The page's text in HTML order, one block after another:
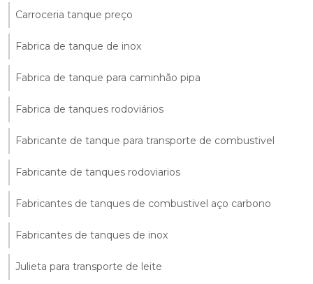
Carroceria tanque preço
Fabrica de tanque de inox
Fabrica de tanque para caminhão pipa
Fabrica de tanques rodoviários
Fabricante de tanque para transporte de combustivel
Fabricante de tanques rodoviarios
Fabricantes de tanques de combustivel aço carbono
Fabricantes de tanques de inox
Julieta para transporte de leite